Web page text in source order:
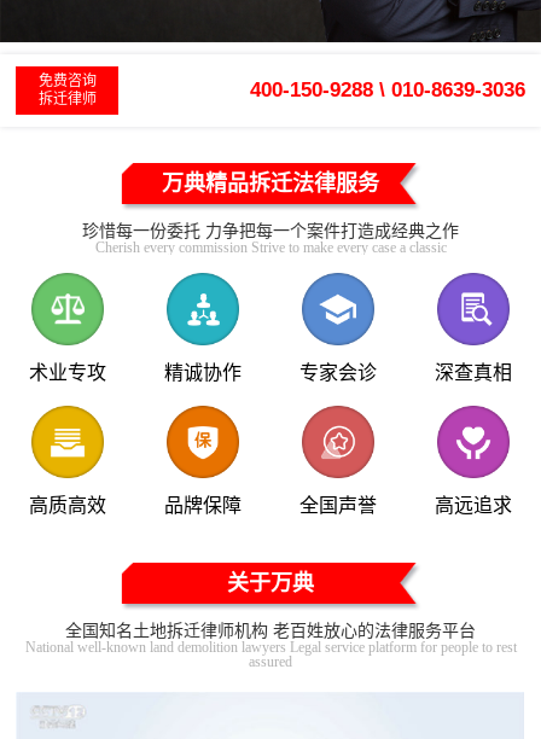
免费咨询
拆迁律师
400-150-9288 \ 010-8639-3036
万典精品拆迁法律服务
珍惜每一份委托 力争把每一个案件打造成经典之作
Cherish every commission Strive to make every case a classic
术业专攻 精诚协作 专家会诊 深查真相
高质高效 品牌保障 全国声誉 高远追求
关于万典
全国知名土地拆迁律师机构 老百姓放心的法律服务平台
National well-known land demolition lawyers Legal service platform for people to rest
assured